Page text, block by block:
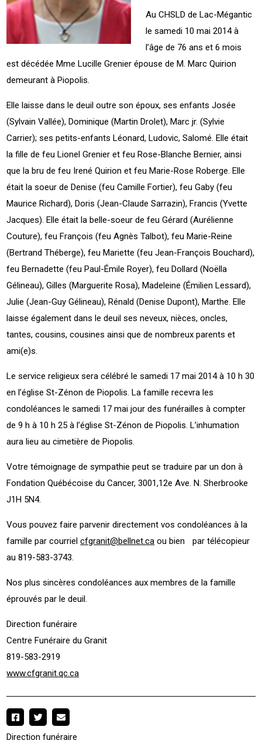
Au CHSLD de Lac-Mégantic
le samedi 10 mai 2014 à
l’âge de 76 ans et 6 mois
est décédée Mme Lucille Grenier épouse de M. Marc Quirion
demeurant à Piopolis.
Elle laisse dans le deuil outre son époux, ses enfants Josée
(Sylvain Vallée), Dominique (Martin Drolet), Marc jr. (Sylvie
Carrier); ses petits-enfants Léonard, Ludovic, Salomé. Elle était
la fille de feu Lionel Grenier et feu Rose-Blanche Bernier, ainsi
que la bru de feu Irené Quirion et feu Marie-Rose Roberge. Elle
était la soeur de Denise (feu Camille Fortier), feu Gaby (feu
Maurice Richard), Doris (Jean-Claude Sarrazin), Francis (Yvette
Jacques). Elle était la belle-soeur de feu Gérard (Aurélienne
Couture), feu François (feu Agnès Talbot), feu Marie-Reine
(Bertrand Théberge), feu Mariette (feu Jean-François Bouchard),
feu Bernadette (feu Paul-Émile Royer), feu Dollard (Noëlla
Gélineau), Gilles (Marguerite Rosa), Madeleine (Émilien Lessard),
Julie (Jean-Guy Gélineau), Rénald (Denise Dupont), Marthe. Elle
laisse également dans le deuil ses neveux, nièces, oncles,
tantes, cousins, cousines ainsi que de nombreux parents et
ami(e)s.
Le service religieux sera célébré le samedi 17 mai 2014 à 10 h 30
en l’église St-Zénon de Piopolis. La famille recevra les
condoléances le samedi 17 mai jour des funérailles à compter
de 9 h à 10 h 25 à l’église St-Zénon de Piopolis. L’inhumation
aura lieu au cimetière de Piopolis.
Votre témoignage de sympathie peut se traduire par un don à
Fondation Québécoise du Cancer, 3001,12e Ave. N. Sherbrooke
J1H 5N4.
Vous pouvez faire parvenir directement vos condoléances à la
famille par courrielcfgranit@bellnet.ca ou bien par télécopieur
au 819-583-3743.
Nos plus sincères condoléances aux membres de la famille
éprouvés par le deuil.
Direction funéraire
Centre Funéraire du Granit
819-583-2919
www.cfgranit.qc.ca
Direction funéraire